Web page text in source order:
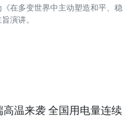
在多变世界中主动塑造和平、稳
演讲。
温来袭 全国用电量连续